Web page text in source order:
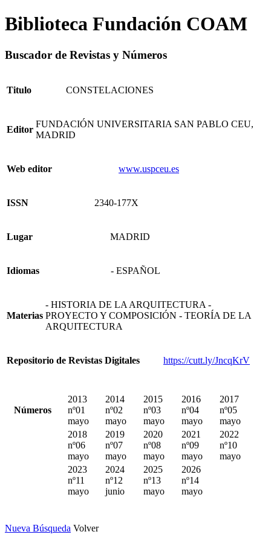
Biblioteca Fundación COAM
Buscador de Revistas y Números
Titulo CONSTELACIONES
Editor
FUNDACIÓN UNIVERSITARIA SAN PABLO CEU,
MADRID
Web editor www.uspceu.es
ISSN 2340-177X
Lugar MADRID
Idiomas - ESPAÑOL
Materias
- HISTORIA DE LA ARQUITECTURA -
PROYECTO Y COMPOSICIÓN - TEORÍA DE LA
ARQUITECTURA
Repositorio de Revistas Digitales https://cutt.ly/JncqKrV
Números
2013
nº01
mayo
2014
nº02
mayo
2015
nº03
mayo
2016
nº04
mayo
2017
nº05
mayo
2018
nº06
mayo
2019
nº07
mayo
2020
nº08
mayo
2021
nº09
mayo
2022
nº10
mayo
2023
nº11
mayo
2024
nº12
junio
2025
nº13
mayo
2026
nº14
mayo
Nueva Búsqueda Volver